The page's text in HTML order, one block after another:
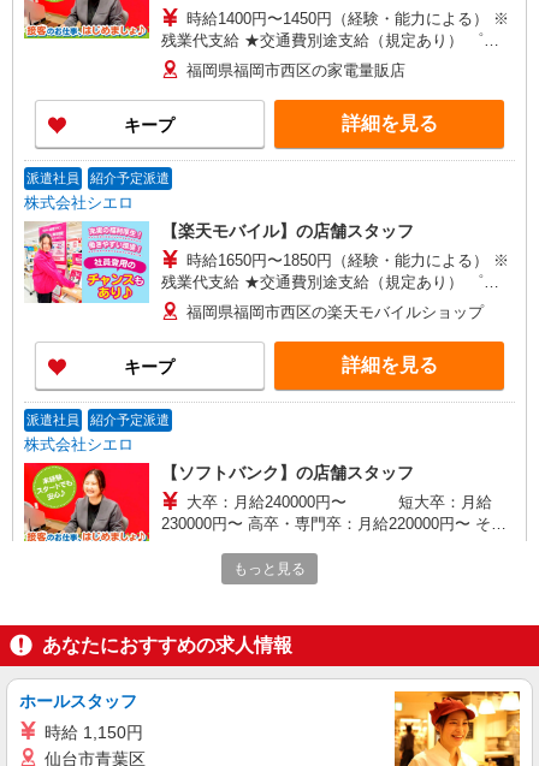
時給1400円〜1450円（経験・能力による） ※
残業代支給 ★交通費別途支給（規定あり） ゜
+゜・。○。・゜+゜・。○。・゜+゜ 入社祝い金10
万円支給(規定有) お友達を紹介頂くと, インセンテ
ィブ支給(規定有) ★月2回払い・週払い可能（規程
有）★ ゜・。○。・゜+゜・。○。・゜+゜
福岡県福岡市西区の家電量販店
キープ 詳細を見る
派遣社員 紹介予定派遣
株式会社シエロ
【楽天モバイル】の店舗スタッフ
時給1650円〜1850円（経験・能力による） ※
残業代支給 ★交通費別途支給（規定あり） ゜
+゜・。○。・゜+゜・。○。・゜+゜ 入社祝い金10
万円支給(規定有) お友達を紹介頂くと, インセンテ
ィブ支給(規定有) ★月2回払い・週払い可能（規程
有）★ ゜・。○。・゜+゜・。○。・゜+゜
福岡県福岡市西区の楽天モバイルショップ
キープ 詳細を見る
派遣社員 紹介予定派遣
株式会社シエロ
【ソフトバンク】の店舗スタッフ
大卒：月給240000円〜 短大卒：月給
230000円〜 高卒・専門卒：月給220000円〜 その
の他手当有・賞与年2回 ※残業代支給 ★交通費別
途支給（規定あり） ゜+゜・。○。・゜+゜・。
を紹介頂くと, インセンティブ支給(規定有) ゜・。
○。・゜+゜・。○。・゜+゜
福岡県福岡市西区のsoftbankショップ
時給1300円〜 ※残業代支給 ★交通費別途支給
もっと見る
あなたにおすすめの求人情報
ホールスタッフ
時給 1,150円
仙台市青葉区